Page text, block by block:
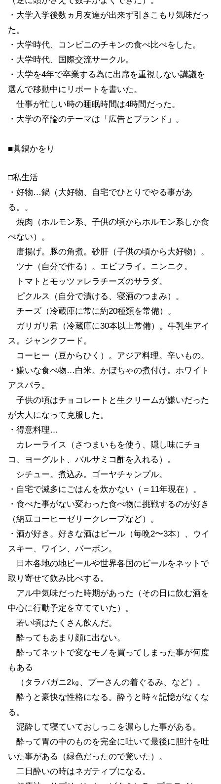
・大学入学後数ヵ月友達が出来ず引きこもり気味だっ
た。
・大学時代、コンビニのチキンの食べ比べをした。
・大学時代、国際交流サークル。
・大学を4年で卒業する為に出席を重視しない講議を
選んで移動中にリポートを書いた。
仕事が忙しい時の睡眠時間は4時間だった。
・大学の卒論のテーマは「広告とブランド」。
■眞鍋かをり
□私生活
・好物…鍋（大好物、自宅でひとりでやる事があ
る。。
焼肉（ホルモン系、子供の頃からホルモン系しか食
べない）。
唐揚げ。豚の角煮。砂肝（子供の頃から大好物）。
ツナ（自分で作る）。エビフライ。ニンニク。
トマトとモッツァレラチーズのサラダ。
ピクルス（自分で漬ける、寝酒のつまみ）。
チーズ（冷蔵庫に常に約20種類を常備）。
ガリガリ君（冷蔵庫に30本以上常備）。牛乳生アイ
ス。ジャンクフード。
コーヒー（豆からひく）。アジア料理。辛いもの。
・嫌いな食べ物…白米。かぼちゃの煮付け。ホワイト
アスパラ。
子供の頃はチョコレートと生クリームが嫌いだった
が大人になって克服した。
・得意料理…
カレーライス（さつまいもを使う、隠し味にチョ
コ、ヨーグルト、パルサミコ酢を入れる）。
シチュー。煮込み。ゴーヤチャンプル。
・自宅で滅多にごはんを炊かない（＝11年現在）。
・食べた事がない変わった食べ物に挑戦するのが好き
（納豆コーヒーゼリークレープなど）。
・酒が好き。好きな酒はビール（毎晩2〜3本）、ウイ
スキー、ワイン、バーボン。
日本各地の地ビールや世界各国のビールをネットで
取り寄せて飲み比べする。
アル中気味だった時期があった（その日に飲む酒を
中心に行動予定を立てていた）。
若い頃はたくさん飲んだ。
酔ってもあまり顔に出ない。
酔ってネットで変なモノを買ってしまった事が何度
もある
（タラバガニ2㎏、プーさんの着ぐるみ、など）。
酔うと豪快な性格になる。酔うと時々記憶がなくな
る。
泥酔して寝ていておしっこを漏らした事がある。
酔って胃の中のものを完全に吐いて最後に胆汁を吐
いた事がある（緑色だったので驚いた）。
二日酔いの時はネガティブになる。